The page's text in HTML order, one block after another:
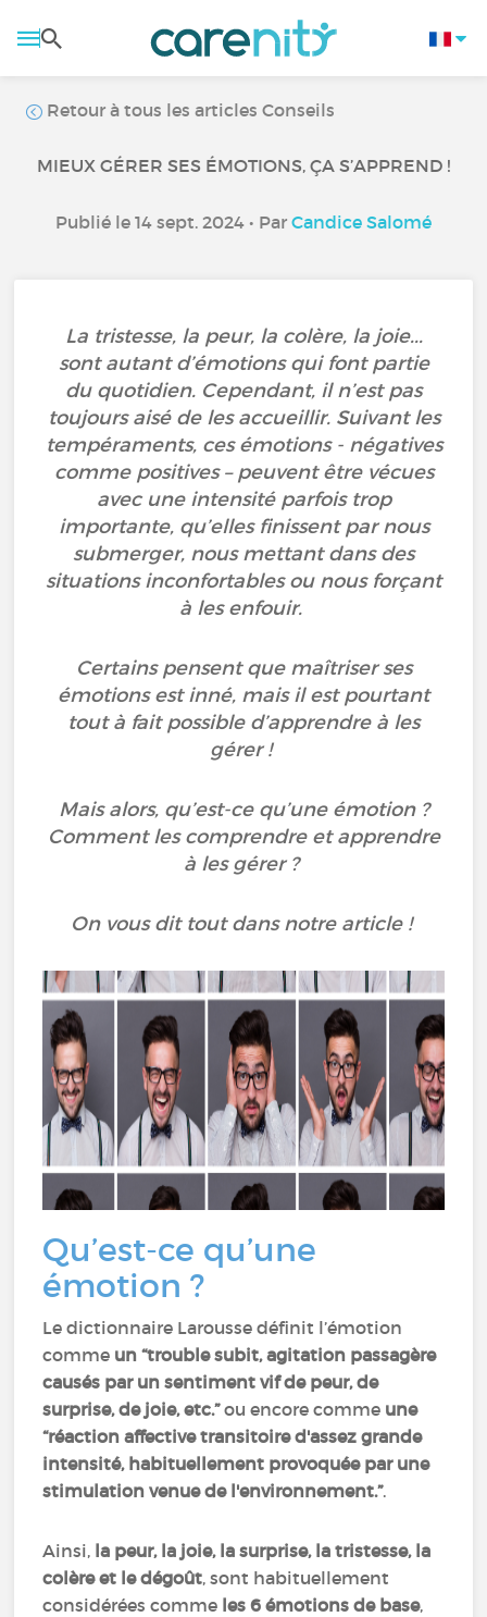
Retour à tous les articles Conseils
MIEUX GÉRER SES ÉMOTIONS, ÇA S’APPREND !
Publié le 14 sept. 2024 • Par Candice Salomé
La tristesse, la peur, la colère, la joie...
sont autant d’émotions qui font partie
du quotidien. Cependant, il n’est pas
toujours aisé de les accueillir. Suivant les
tempéraments, ces émotions - négatives
comme positives – peuvent être vécues
avec une intensité parfois trop
importante, qu’elles finissent par nous
submerger, nous mettant dans des
situations inconfortables ou nous forçant
à les enfouir.
Certains pensent que maîtriser ses
émotions est inné, mais il est pourtant
tout à fait possible d’apprendre à les
gérer !
Mais alors, qu’est-ce qu’une émotion ?
Comment les comprendre et apprendre
à les gérer ?
On vous dit tout dans notre article !
Qu’est-ce qu’une
émotion ?
Le dictionnaire Larousse définit l’émotion
comme un “trouble subit, agitation passagère
causés par un sentiment vif de peur, de
surprise, de joie, etc.”ou encore comme une
“réaction affective transitoire d'assez grande
intensité, habituellement provoquée par une
stimulation venue de l'environnement.”.
Ainsi, la peur, la joie, la surprise, la tristesse, la
colère et le dégoût, sont habituellement
considérées comme les 6 émotions de base,